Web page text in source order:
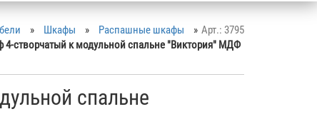
Арт.: 3795
» Шкафы » Распашные шкафы
»
4-створчатый к модульной спальне "Виктория" МДФ
спальне